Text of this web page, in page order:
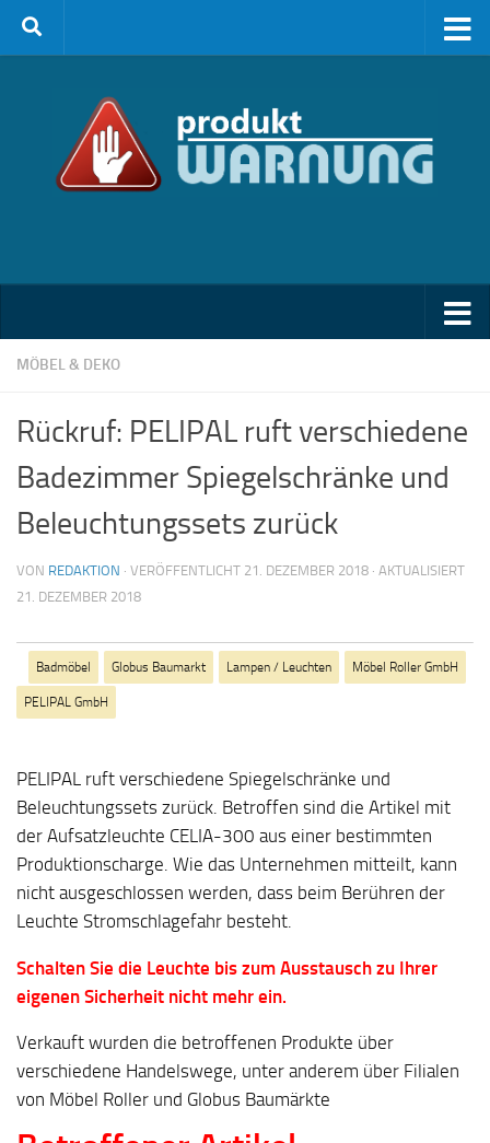
Zum Inhalt springen
MÖBEL & DEKO
Rückruf: PELIPAL ruft verschiedene
Badezimmer Spiegelschränke und
Beleuchtungssets zurück
VON REDAKTION · VERÖFFENTLICHT 21. DEZEMBER 2018 · AKTUALISIERT
21. DEZEMBER 2018
Badmöbel Globus Baumarkt Lampen / Leuchten Möbel Roller GmbH
PELIPAL GmbH
PELIPAL ruft verschiedene Spiegelschränke und
Beleuchtungssets zurück. Betroffen sind die Artikel mit
der Aufsatzleuchte CELIA-300 aus einer bestimmten
Produktionscharge. Wie das Unternehmen mitteilt, kann
nicht ausgeschlossen werden, dass beim Berühren der
Leuchte Stromschlagefahr besteht.
Schalten Sie die Leuchte bis zum Ausstausch zu Ihrer
eigenen Sicherheit nicht mehr ein.
Verkauft wurden die betroffenen Produkte über
verschiedene Handelswege, unter anderem über Filialen
von Möbel Roller und Globus Baumärkte